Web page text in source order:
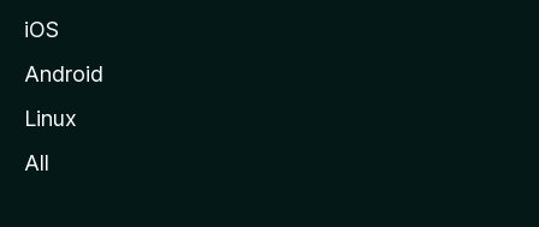
iOS
Android
Linux
All